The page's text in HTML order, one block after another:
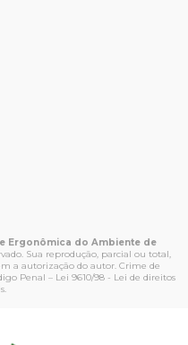
Ergonômica do Ambiente de
Sua reprodução, parcial ou total,
a autorização do autor. Crime de
Penal – Lei 9610/98 - Lei de direitos
.